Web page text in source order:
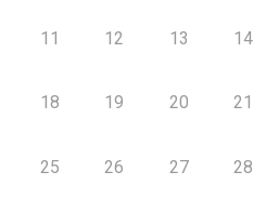
11 12 13 14
18 19 20 21
25 26 27 28